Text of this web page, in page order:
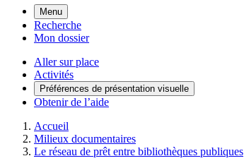
Menu
Recherche
Mon dossier
Aller sur place
Activités
Préférences de présentation visuelle
Obtenir de l’aide
Accueil
Milieux documentaires
Le réseau de prêt entre bibliothèques publiques